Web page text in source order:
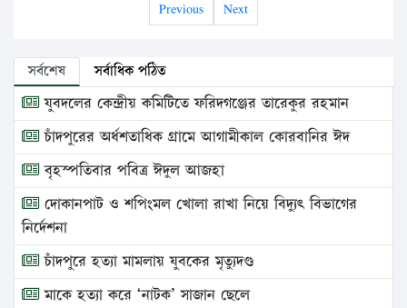
Previous Next
সর্বশেষ সর্বাধিক পঠিত
যুবদলের কেন্দ্রীয় কমিটিতে ফরিদগঞ্জের তারেকুর রহমান
চাঁদপুরের অর্ধশতাধিক গ্রামে আগামীকাল কোরবানির ঈদ
বৃহস্পতিবার পবিত্র ঈদুল আজহা
দোকানপাট ও শপিংমল খোলা রাখা নিয়ে বিদ্যুৎ বিভাগের
নির্দেশনা
চাঁদপুরে হত্যা মামলায় যুবকের মৃত্যুদণ্ড
মাকে হত্যা করে ‘নাটক’ সাজান ছেলে